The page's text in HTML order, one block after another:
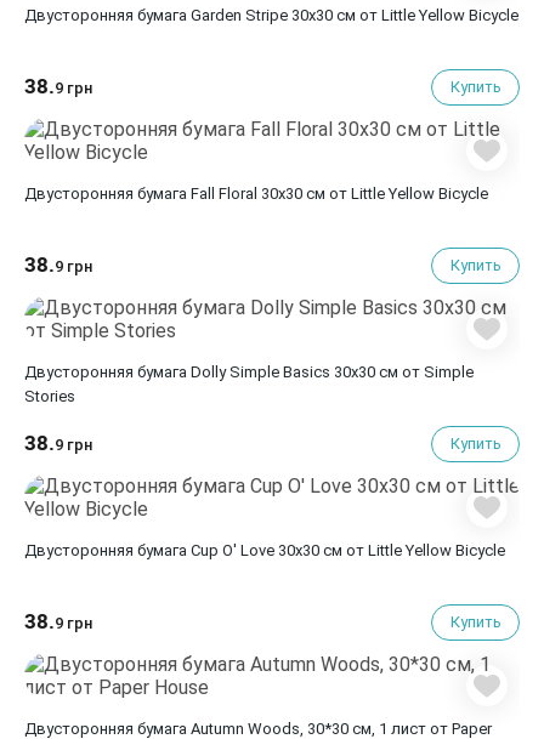
Двусторонняя бумага Garden Stripe 30х30 см от Little Yellow Bicycle
38.9 грн Купить
Двусторонняя бумага Fall Floral 30х30 см от Little Yellow Bicycle
38.9 грн Купить
Двусторонняя бумага Dolly Simple Basics 30х30 см от Simple
Stories
38.9 грн Купить
Двусторонняя бумага Cup O' Love 30х30 см от Little Yellow Bicycle
38.9 грн Купить
Двусторонняя бумага Autumn Woods, 30*30 см, 1 лист от Paper